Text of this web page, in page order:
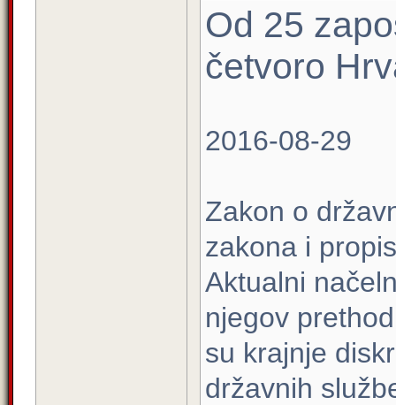
Od 25
četvoro
2016-08-29
Zakon o
zakona i
Aktualni
njegov
su krajnje
državnih